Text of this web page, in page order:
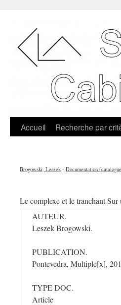
Accueil Recherche par
Brogowski, Leszek - Documentation
Le complexe et le tranchant
AUTEUR.
Leszek Brogowski.
PUBLICATION.
Pontevedra, Multiple[x],
TYPE DOC.
Article